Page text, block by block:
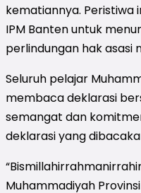
kematiannya. Peristiwa
IPM Banten untuk
perlindungan hak asasi
Seluruh pelajar
membaca deklarasi
semangat dan
deklarasi yang
Muhammadiyah